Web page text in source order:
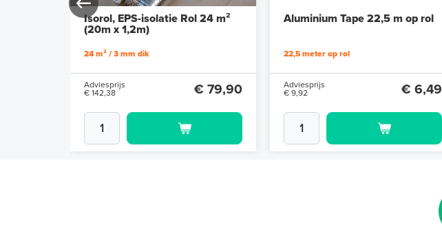
Isorol, EPS-isolatie Rol 24 m²
(20m x 1,2m)
24 m² / 3 mm dik
Adviesprijs
€ 142,38
€ 79,90
Aluminium Tape 22,5 m op rol
22,5 meter op rol
Adviesprijs
€ 9,92
€ 6,49